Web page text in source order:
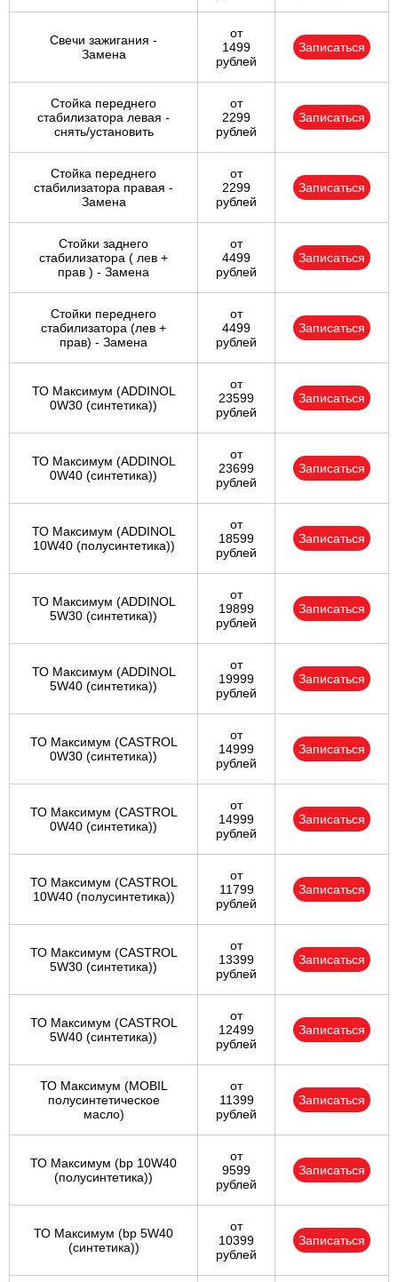
Свечи зажигания -
Замена
от
1499
рублей
Записаться
Стойка переднего
стабилизатора левая -
снять/установить
от
2299
рублей
Записаться
Стойка переднего
стабилизатора правая -
Замена
от
2299
рублей
Записаться
Стойки заднего
стабилизатора ( лев +
прав ) - Замена
от
4499
рублей
Записаться
Стойки переднего
стабилизатора (лев +
прав) - Замена
от
4499
рублей
Записаться
ТО Максимум (ADDINOL
0W30 (синтетика))
от
23599
рублей
Записаться
ТО Максимум (ADDINOL
0W40 (синтетика))
от
23699
рублей
Записаться
ТО Максимум (ADDINOL
10W40 (полусинтетика))
от
18599
рублей
Записаться
ТО Максимум (ADDINOL
5W30 (синтетика))
от
19899
рублей
Записаться
ТО Максимум (ADDINOL
5W40 (синтетика))
от
19999
рублей
Записаться
ТО Максимум (CASTROL
0W30 (синтетика))
от
14999
рублей
Записаться
ТО Максимум (CASTROL
0W40 (синтетика))
от
14999
рублей
Записаться
ТО Максимум (CASTROL
10W40 (полусинтетика))
от
11799
рублей
Записаться
ТО Максимум (CASTROL
5W30 (синтетика))
от
13399
рублей
Записаться
ТО Максимум (CASTROL
5W40 (синтетика))
от
12499
рублей
Записаться
ТО Максимум (MOBIL
полуcинтетическое
масло)
от
11399
рублей
Записаться
ТО Максимум (bp 10W40
(полусинтетика))
от
9599
рублей
Записаться
ТО Максимум (bp 5W40
(синтетика))
от
10399
рублей
Записаться